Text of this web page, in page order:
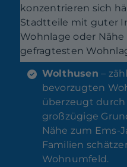
konzentrieren sich
Stadtteile mit guter
Wohnlage oder Nähe
gefragtesten
Wolthusen –
bevorzugten
überzeugt
großzügige
Nähe zum Ems-
Familien
Wohnumfeld.